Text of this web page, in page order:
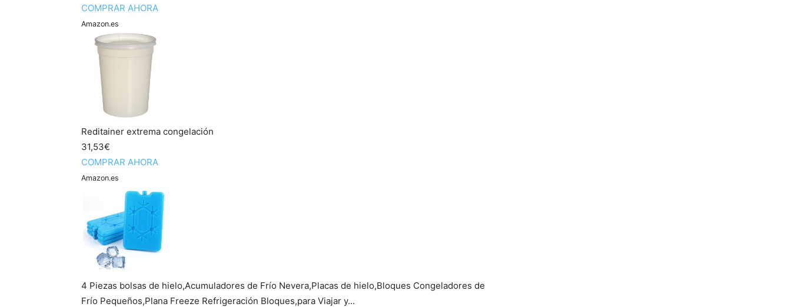
COMPRAR AHORA
Amazon.es
Reditainer extrema congelación
31,53€
COMPRAR AHORA
Amazon.es
4 Piezas bolsas de hielo,Acumuladores de Frío Nevera,Placas de hielo,Bloques Congeladores de
Frío Pequeños,Plana Freeze Refrigeración Bloques,para Viajar y...